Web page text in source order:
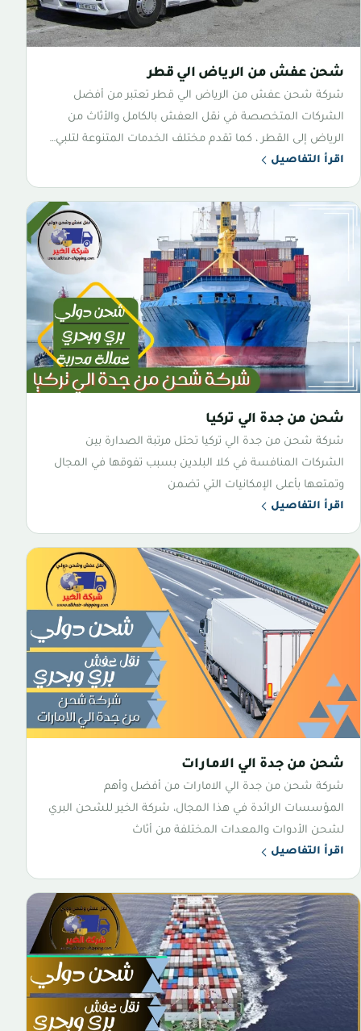
شحن عفش من الرياض الي قطر
شركة شحن عفش من الرياض الي قطر تعتبر من أفضل
الشركات المتخصصة في نقل العفش بالكامل والأثاث من
الرياض إلى القطر ، كما تقدم مختلف الخدمات المتنوعة لتلبي…
اقرأ التفاصيل
شحن من جدة الي تركيا
شركة شحن من جدة الي تركيا تحتل مرتبة الصدارة بين
الشركات المنافسة في كلا البلدين بسبب تفوقها في المجال
وتمتعها بأعلى الإمكانيات التي تضمن
اقرأ التفاصيل
شحن من جدة الي الامارات
شركة شحن من جدة الي الامارات من أفضل وأهم
المؤسسات الرائدة في هذا المجال، شركة الخير للشحن البري
لشحن الأدوات والمعدات المختلفة من أثاث
اقرأ التفاصيل